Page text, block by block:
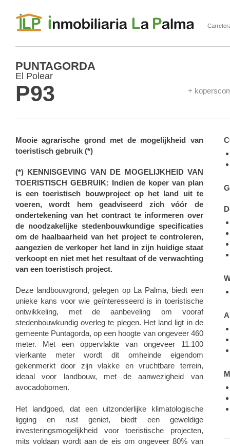
PUNTAGORDA
El Polear
P93 +
Mooie agrarische grond met de mogelijkheid van
toeristisch gebruik (*)
(*) KENNISGEVING VAN DE MOGELIJKHEID VAN
TOERISTISCH GEBRUIK: Indien de koper van plan
is een toeristisch bouwproject op het land uit te
voeren, wordt hem geadviseerd zich vóór de
ondertekening van het contract te informeren over
de noodzakelijke stedenbouwkundige specificaties
om de haalbaarheid van het project te controleren,
aangezien de verkoper het land in zijn huidige staat
verkoopt en niet met het resultaat of de verwachting
van een toeristisch project.
Deze landbouwgrond, gelegen op La Palma, biedt een
unieke kans voor wie geïnteresseerd is in toeristische
ontwikkeling, met de aanbeveling om vooraf
stedenbouwkundig overleg te plegen. Het land ligt in de
gemeente Puntagorda, op een hoogte van ongeveer 460
meter. Met een oppervlakte van ongeveer 11.100
vierkante meter wordt dit omheinde eigendom
gekenmerkt door zijn vlakke en vruchtbare terrein,
ideaal voor landbouw, met de aanwezigheid van
avocadobomen.
Het landgoed, dat een uitzonderlijke klimatologische
ligging en rust geniet, biedt een geweldige
investeringsmogelijkheid voor toeristische projecten,
mits voldaan wordt aan de eis om ongeveer 80% van